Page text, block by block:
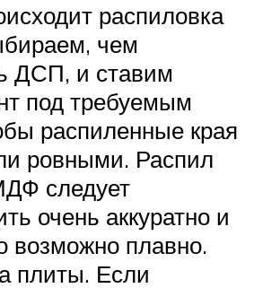
распиловка
чем
ДСП, и ставим
под требуемым
распиленные края
ровными. Распил
следует
очень аккуратно и
возможно плавно.
плиты. Если